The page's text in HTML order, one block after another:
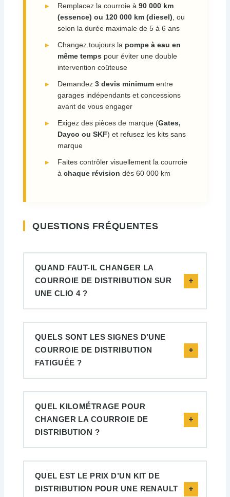
Remplacez la courroie à 90 000 km
(essence) ou 120 000 km (diesel) , ou
selon la durée maximale de 5 à 6 ans
Changez toujours la pompe à eau en
même temps pour éviter une double
intervention coûteuse
Demandez 3 devis minimumentre
garages indépendants et concessions
avant de vous engager
Exigez des pièces de marque (Gates,
Dayco ou SKF) et refusez les kits sans
marque
Faites contrôler visuellement la courroie
à chaque révision dès 60 000 km
QUESTIONS FRÉQUENTES
QUAND FAUT-IL CHANGER LA
COURROIE DE DISTRIBUTION SUR
UNE CLIO 4 ?
QUELS SONT LES SIGNES D’UNE
COURROIE DE DISTRIBUTION
FATIGUÉE ?
QUEL KILOMÉTRAGE POUR
CHANGER LA COURROIE DE
DISTRIBUTION ?
QUEL EST LE PRIX D’UN KIT DE
DISTRIBUTION POUR UNE RENAULT